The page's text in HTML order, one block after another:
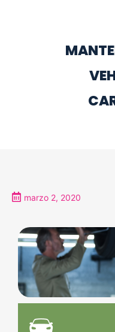
marzo 2, 2020